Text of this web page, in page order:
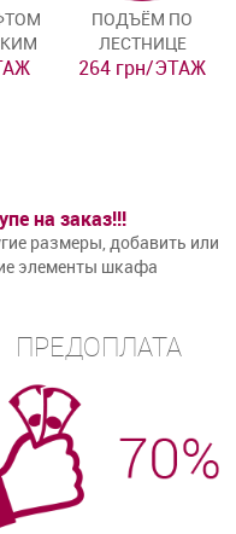
ПОДЪЁМ ПО
ЛЕСТНИЦЕ
264 грн/ЭТАЖ
на заказ!!!
размеры, добавить или
элементы шкафа
ПРЕДОПЛАТА